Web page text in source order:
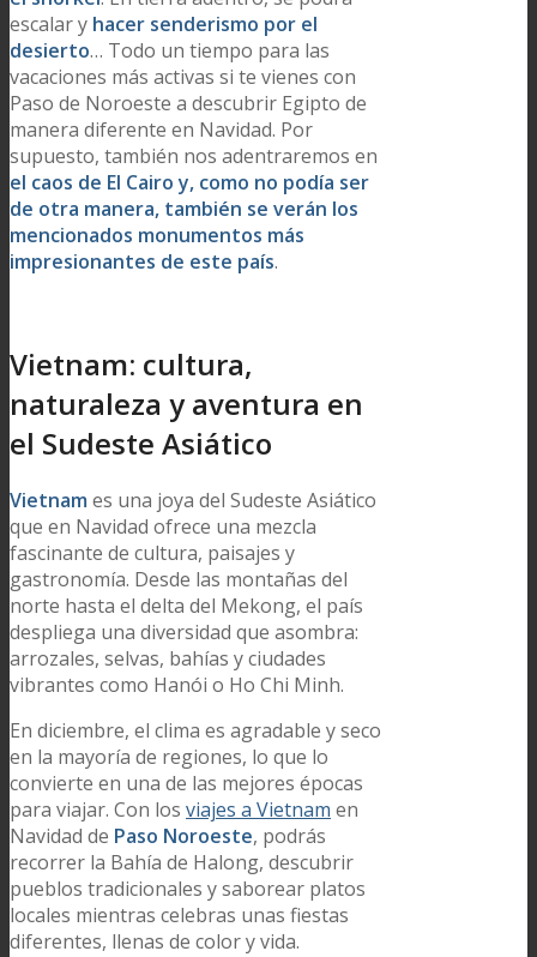
escalar y hacer senderismo por el
desierto… Todo un tiempo para las
vacaciones más activas si te vienes con
Paso de Noroeste a descubrir Egipto de
manera diferente en Navidad. Por
supuesto, también nos adentraremos en
el caos de El Cairo y, como no podía ser
de otra manera, también se verán los
mencionados monumentos más
impresionantes de este país.
Vietnam: cultura,
naturaleza y aventura en
el Sudeste Asiático
Vietnam es una joya del Sudeste Asiático
que en Navidad ofrece una mezcla
fascinante de cultura, paisajes y
gastronomía. Desde las montañas del
norte hasta el delta del Mekong, el país
despliega una diversidad que asombra:
arrozales, selvas, bahías y ciudades
vibrantes como Hanói o Ho Chi Minh.
En diciembre, el clima es agradable y seco
en la mayoría de regiones, lo que lo
convierte en una de las mejores épocas
para viajar. Con los viajes a Vietnam en
Navidad de Paso Noroeste, podrás
recorrer la Bahía de Halong, descubrir
pueblos tradicionales y saborear platos
locales mientras celebras unas fiestas
diferentes, llenas de color y vida.